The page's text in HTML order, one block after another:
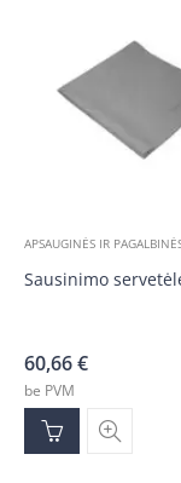
Sausinimo
60,66€
be PVM